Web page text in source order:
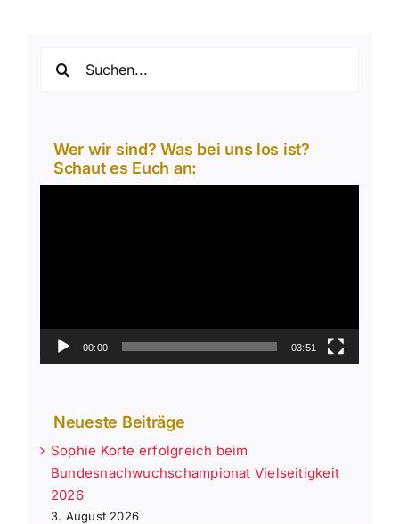
nach:
Wer wir sind? Was bei uns los ist?
Schaut es Euch an:
00:00 03:51
Neueste Beiträge
Sophie Korte erfolgreich beim
Bundesnachwuchschampionat Vielseitigkeit
2026
3. August 2026